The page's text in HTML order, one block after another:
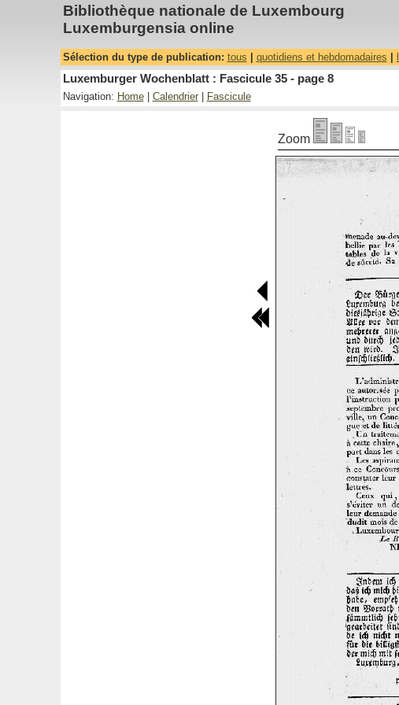
Bibliothèque nationale de Luxembourg
Luxemburgensia online
Sélection du type de publication: tous quotidiens et hebdomadaires
Luxemburger Wochenblatt : Fascicule 35 - page 8
Navigation: Home| Calendrier| Fascicule
Zoom